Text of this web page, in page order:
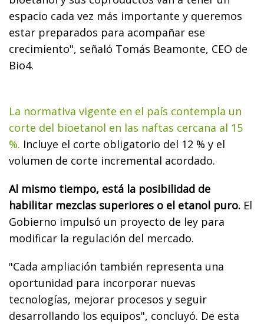
espacio cada vez más importante y queremos
estar preparados para acompañar ese
crecimiento", señaló Tomás Beamonte, CEO de
Bio4.
La normativa vigente en el país contempla un
corte del bioetanol en las naftas cercana al 15
%. Incluye el corte obligatorio del 12 % y el
volumen de corte incremental acordado.
Al mismo tiempo, está la posibilidad de
habilitar mezclas superiores o el etanol puro. El
Gobierno impulsó un proyecto de ley para
modificar la regulación del mercado.
"Cada ampliación también representa una
oportunidad para incorporar nuevas
tecnologías, mejorar procesos y seguir
desarrollando los equipos", concluyó. De esta